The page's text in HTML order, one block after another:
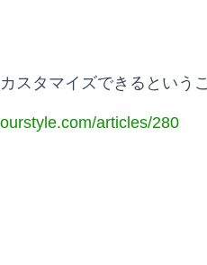
スタマイズできるという
articles/280